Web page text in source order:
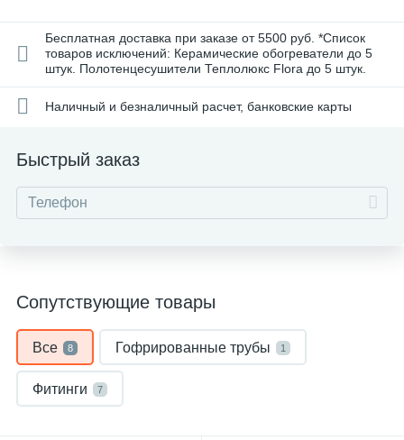
Бесплатная доставка при заказе от 5500 руб. *Список
товаров исключений: Керамические обогреватели до 5
штук. Полотенцесушители Теплолюкс Flora до 5 штук.
Наличный и безналичный расчет, банковские карты
Быстрый заказ
Сопутствующие товары
Все 8 Гофрированные трубы 1
Фитинги 7